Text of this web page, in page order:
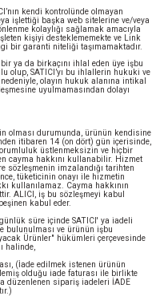
kendi kontrolünde olmayan
işlettiği başka web sitelerine ve/veya
kolaylığı sağlamak amacıyla
kişiyi desteklememekte ve Link
bir garanti niteliği taşımamaktadır.
ya da birkaçını ihlal eden üye işbu
olup, SATICI’yı bu ihlallerin hukuki ve
olayın hukuk alanına intikal
uyulmamasından dolayı
olması durumunda, ürünün kendisine
itibaren 14 (on dört) gün içerisinde,
üstlenmeksizin ve hiçbir
cayma hakkını kullanabilir. Hizmet
sözleşmenin imzalandığı tarihten
tüketicinin onayı ile hizmetin
kullanılamaz. Cayma hakkının
ALICI, iş bu sözleşmeyi kabul
kabul eder.
süre içinde SATICI' ya iadeli
bulunulması ve ürünün işbu
Ürünler" hükümleri çerçevesinde
halinde,
(İade edilmek istenen ürünün
olduğu iade faturası ile birlikte
düzenlenen sipariş iadeleri İADE